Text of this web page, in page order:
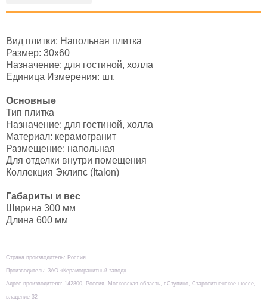
Вид плитки: Напольная плитка
Размер: 30х60
Назначение: для гостиной, холла
Единица Измерения: шт.
Основные
Тип плитка
Назначение: для гостиной, холла
Материал: керамогранит
Размещение: напольная
Для отделки внутри помещения
Коллекция Эклипс (Italon)
Габариты и вес
Ширина 300 мм
Длина 600 мм
Страна производитель: Россия
Производитель: ЗАО «Керамогранитный завод»
Адрес производителя: 142800, Россия, Московская область, г.Ступино, Староситненское шоссе,
владение 32